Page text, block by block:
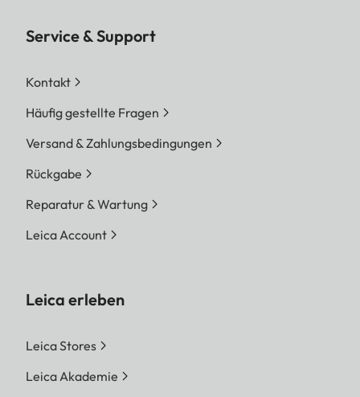
Service & Support
Kontakt
Häufig gestellte Fragen
Versand & Zahlungsbedingungen
Rückgabe
Reparatur & Wartung
Leica Account
Leica erleben
Leica Stores
Leica Akademie